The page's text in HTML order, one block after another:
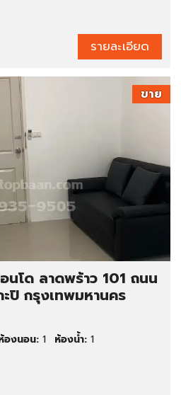
รายละเอียด
ขาย
โด ลาดพร้าว 101 ถนน
ปิ กรุงเทพมหานคร
องนอน: 1 ห้องน้ำ: 1